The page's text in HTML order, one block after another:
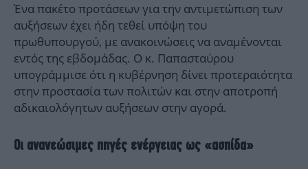
Ένα πακέτο προτάσεων για την αντιμετώπιση των
αυξήσεων έχει ήδη τεθεί υπόψη του
πρωθυπουργού, με ανακοινώσεις να αναμένονται
εντός της εβδομάδας. Ο κ. Παπασταύρου
υπογράμμισε ότι η κυβέρνηση δίνει προτεραιότητα
στην προστασία των πολιτών και στην αποτροπή
αδικαιολόγητων αυξήσεων στην αγορά.
Οι ανανεώσιμες πηγές ενέργειας ως «ασπίδα»